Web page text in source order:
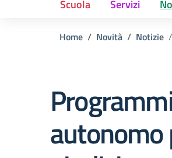
Scuola Servizi
Home Novità Notizie
autonomo